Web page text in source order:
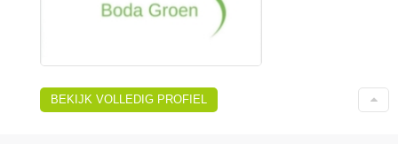
BEKIJK VOLLEDIG PROFIEL